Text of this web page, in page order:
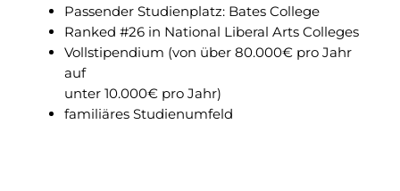
Passender Studienplatz: Bates College
Ranked #26 in National Liberal Arts Colleges
Vollstipendium (von über 80.000€ pro Jahr
auf
unter 10.000€ pro Jahr)
familiäres Studienumfeld